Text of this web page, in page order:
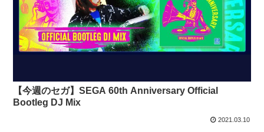
【今週のセガ】SEGA 60th Anniversary Official
Bootleg DJ Mix
2021.03.10